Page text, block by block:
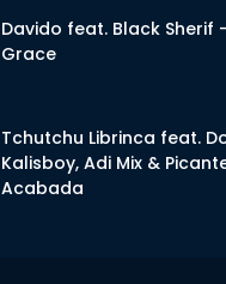
Davido feat. Black Sherif
Grace
Tchutchu Librinca feat.
Kalisboy, Adi Mix &
Acabada